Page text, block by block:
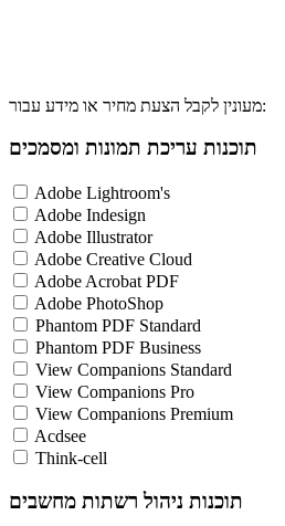
מעונין לקבל הצעת מחיר או מידע עבור:
תוכנות עריכת תמונות ומסמכים
Adobe Lightroom's
Adobe Indesign
Adobe Illustrator
Adobe Creative Cloud
Adobe Acrobat PDF
Adobe PhotoShop
Phantom PDF Standard
Phantom PDF Business
View Companions Standard
View Companions Pro
View Companions Premium
Acdsee
Think-cell
תוכנות ניהול רשתות מחשבים